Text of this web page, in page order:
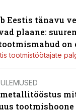
Eestis tänavu
plaane:
on
tootmistöötajate